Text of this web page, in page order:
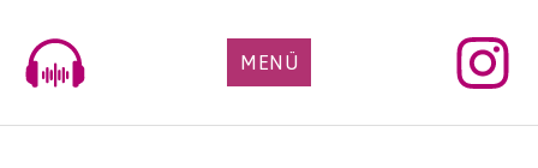
content
MENÜ